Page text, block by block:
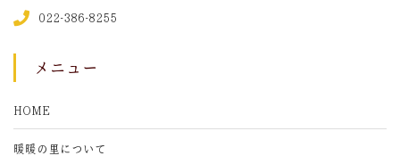
022-386-8255
メニュー
HOME
暖暖の里について